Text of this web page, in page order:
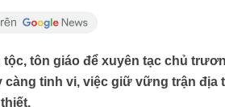
tôn giáo để xuyên tạc chủ
tinh vi, việc giữ vững trận địa